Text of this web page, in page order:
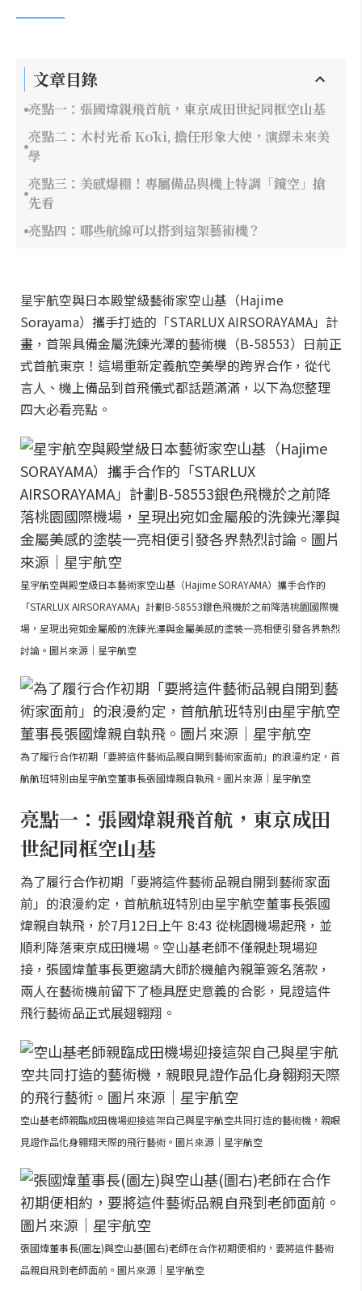
文章目錄
亮點一：張國煒親飛首航，東京成田世紀同框空山基
亮點二：木村光希 Kōki, 擔任形象大使，演繹未來美
學
亮點三：美感爆棚！專屬備品與機上特調「鏡空」搶
先看
亮點四：哪些航線可以搭到這架藝術機？
星宇航空與日本殿堂級藝術家空山基（Hajime
Sorayama）攜手打造的「STARLUX AIRSORAYAMA」計
畫，首架具備金屬洗鍊光澤的藝術機（B-58553）日前正
式首航東京！這場重新定義航空美學的跨界合作，從代
言人、機上備品到首飛儀式都話題滿滿，以下為您整理
四大必看亮點。
星宇航空與殿堂級日本藝術家空山基（Hajime SORAYAMA）攜手合作的
「STARLUX AIRSORAYAMA」計劃B-58553銀色飛機於之前降落桃園國際機
場，呈現出宛如金屬般的洗鍊光澤與金屬美感的塗裝一亮相便引發各界熱烈
討論。圖片來源｜星宇航空
為了履行合作初期「要將這件藝術品親自開到藝術家面前」的浪漫約定，首
航航班特別由星宇航空董事長張國煒親自執飛。圖片來源｜星宇航空
亮點一：張國煒親飛首航，東京成田
世紀同框空山基
為了履行合作初期「要將這件藝術品親自開到藝術家面
前」的浪漫約定，首航航班特別由星宇航空董事長張國
煒親自執飛，於7月12日上午 8:43 從桃園機場起飛，並
順利降落東京成田機場。空山基老師不僅親赴現場迎
接，張國煒董事長更邀請大師於機艙內親筆簽名落款，
兩人在藝術機前留下了極具歷史意義的合影，見證這件
飛行藝術品正式展翅翱翔。
空山基老師親臨成田機場迎接這架自己與星宇航空共同打造的藝術機，親眼
見證作品化身翱翔天際的飛行藝術。圖片來源｜星宇航空
張國煒董事長(圖左)與空山基(圖右)老師在合作初期便相約，要將這件藝術
品親自飛到老師面前。圖片來源｜星宇航空